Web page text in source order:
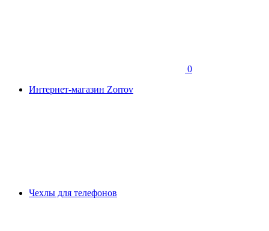
0
Интернет-магазин Zorrov
Чехлы для телефонов